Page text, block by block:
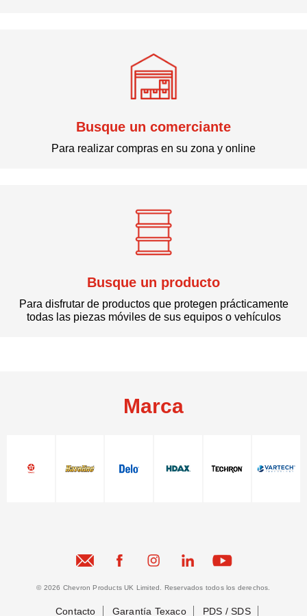
Busque un comerciante
Para realizar compras en su zona y online
Busque un producto
Para disfrutar de productos que protegen prácticamente
todas las piezas móviles de sus equipos o vehículos
Marca
© 2026 Chevron Products UK Limited. Reservados todos los derechos.
Contacto Garantía Texaco PDS / SDS